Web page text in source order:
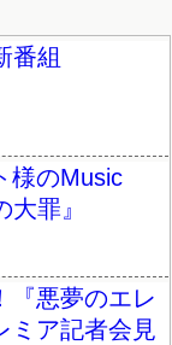
番組
様のMusic
罪』
『悪夢のエレ
ミア記者会見